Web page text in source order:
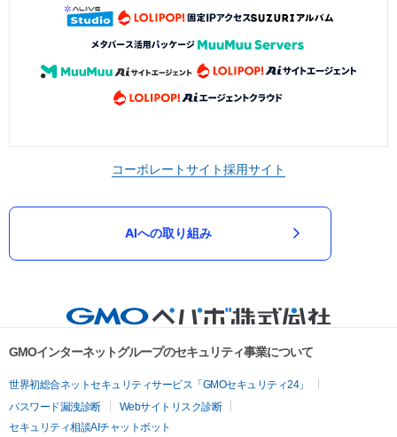
コーポレートサイト採用サイト
AIへの取り組み
GMOインターネットグループのセキュリティ事業について
世界初総合ネットセキュリティサービス「GMOセキュリティ24」
パスワード漏洩診断
Webサイトリスク診断
セキュリティ相談AIチャットボット